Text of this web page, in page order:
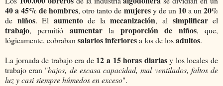
40 a 45% de hombres, otro tanto de mujeresy de un 10a un20%
de niños. El aumentode lamecanización, al simplificarel
trabajo, permitió aumentarla proporción de niños, que,
lógicamente, cobraban salarios inferioresa los de losadultos.
La jornada de trabajo era de 12 a 15 horas diariasy los locales de
trabajo eran "bajos, de escasa capacidad, mal ventilados, faltos de
luz y casi siempre húmedos en exceso".